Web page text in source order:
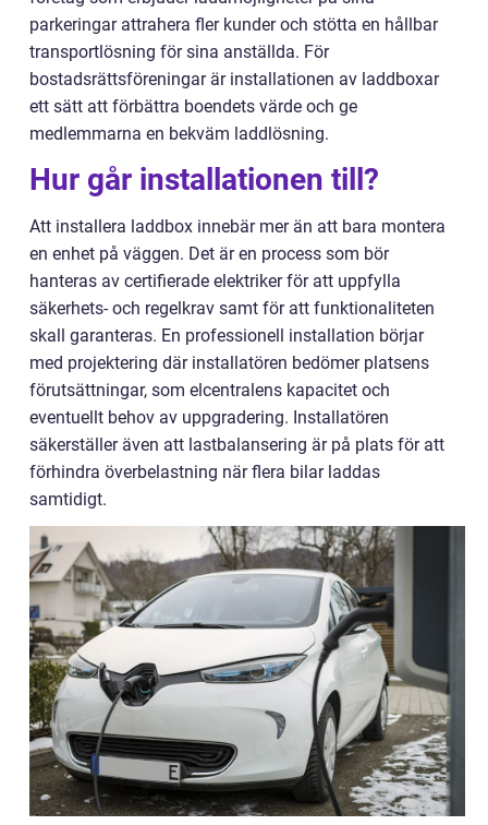
parkeringar attrahera fler kunder och stötta en hållbar
transportlösning för sina anställda. För
bostadsrättsföreningar är installationen av laddboxar
ett sätt att förbättra boendets värde och ge
medlemmarna en bekväm laddlösning.
Hur går installationen till?
Att installera laddbox innebär mer än att bara montera
en enhet på väggen. Det är en process som bör
hanteras av certifierade elektriker för att uppfylla
säkerhets- och regelkrav samt för att funktionaliteten
skall garanteras. En professionell installation börjar
med projektering där installatören bedömer platsens
förutsättningar, som elcentralens kapacitet och
eventuellt behov av uppgradering. Installatören
säkerställer även att lastbalansering är på plats för att
förhindra överbelastning när flera bilar laddas
samtidigt.